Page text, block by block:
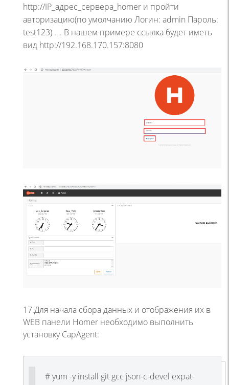
http://IP_адрес_сервера_homer и пройти
авторизацию(по умолчанию Логин: admin Пароль:
test123) …. В нашем примере ссылка будет иметь
вид http://192.168.170.157:8080
17.Для начала сбора данных и отображения их в
WEB панели Homer необходимо выполнить
установку CapAgent:
# yum -y install git gcc json-c-devel expat-